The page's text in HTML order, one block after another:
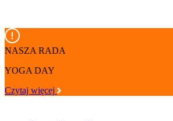
NASZA RADA
YOGA DAY
Czytaj więcej